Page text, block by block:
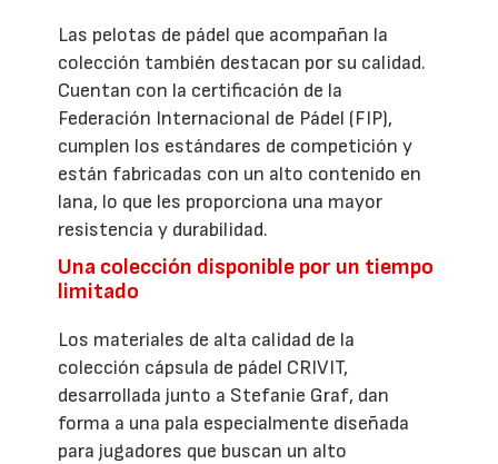
Las pelotas de pádel que acompañan la
colección también destacan por su calidad.
Cuentan con la certificación de la
Federación Internacional de Pádel (FIP),
cumplen los estándares de competición y
están fabricadas con un alto contenido en
lana, lo que les proporciona una mayor
resistencia y durabilidad.
Una colección disponible por un tiempo
limitado
Los materiales de alta calidad de la
colección cápsula de pádel CRIVIT,
desarrollada junto a Stefanie Graf, dan
forma a una pala especialmente diseñada
para jugadores que buscan un alto